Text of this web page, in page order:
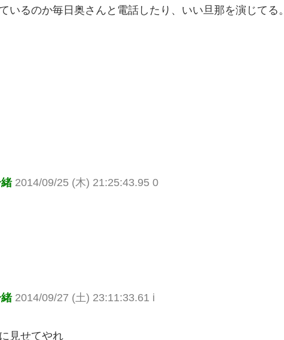
いるのか毎日奥さんと電話したり、いい旦那を演じてる。
2014/09/25 (木) 21:25:43.95 0
2014/09/27 (土) 23:11:33.61 i
見せてやれ